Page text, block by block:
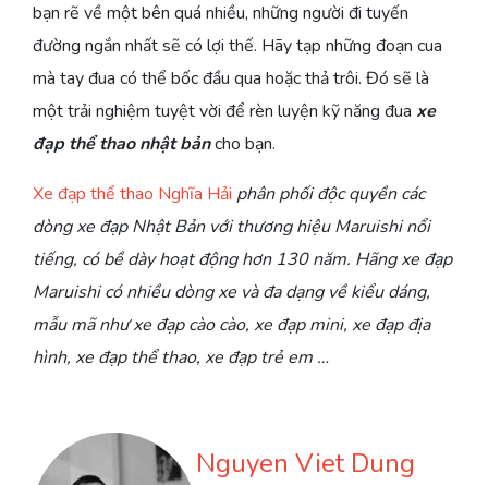
bạn rẽ về một bên quá nhiều, những người đi tuyến
đường ngắn nhất sẽ có lợi thế. Hãy tạp những đoạn cua
mà tay đua có thể bốc đầu qua hoặc thả trôi. Đó sẽ là
một trải nghiệm tuyệt vời để rèn luyện kỹ năng đua xe
đạp thể thao nhật bảncho bạn.
Xe đạp thể thao Nghĩa Hải phân phối độc quyền các
dòng xe đạp Nhật Bản với thương hiệu Maruishi nổi
tiếng, có bề dày hoạt động hơn 130 năm. Hãng xe đạp
Maruishi có nhiều dòng xe và đa dạng về kiểu dáng,
mẫu mã như xe đạp cào cào, xe đạp mini, xe đạp địa
hình, xe đạp thể thao, xe đạp trẻ em …
Nguyen Viet Dung